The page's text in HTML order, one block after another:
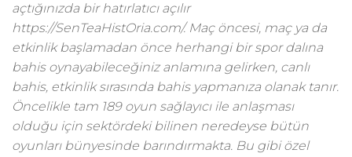
açtığınızda bir hatırlatıcı açılır
https://SenTeaHistOria.com/. Maç öncesi, maç ya da
etkinlik başlamadan önce herhangi bir spor dalına
bahis oynayabileceğiniz anlamına gelirken, canlı
bahis, etkinlik sırasında bahis yapmanıza olanak tanır.
Öncelikle tam 189 oyun sağlayıcı ile anlaşması
olduğu için sektördeki bilinen neredeyse bütün
oyunları bünyesinde barındırmakta. Bu gibi özel